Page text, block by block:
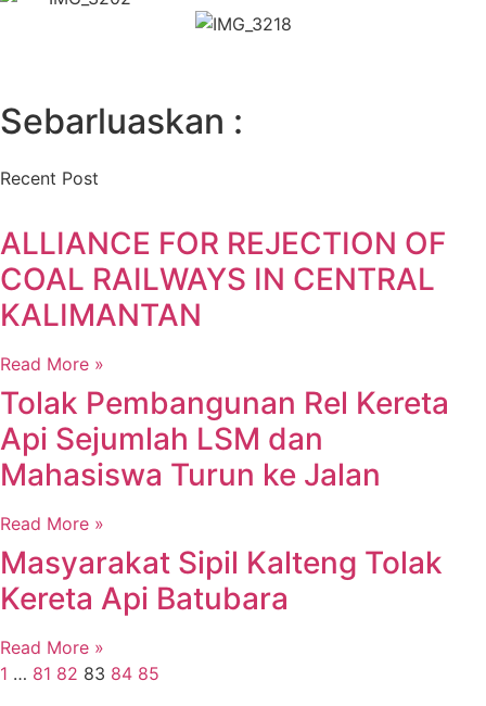
Sebarluaskan :
Recent Post
ALLIANCE FOR REJECTION OF
COAL RAILWAYS IN CENTRAL
KALIMANTAN
Read More »
Tolak Pembangunan Rel Kereta
Api Sejumlah LSM dan
Mahasiswa Turun ke Jalan
Read More »
Masyarakat Sipil Kalteng Tolak
Kereta Api Batubara
Read More »
1 … 81 82 83 84 85